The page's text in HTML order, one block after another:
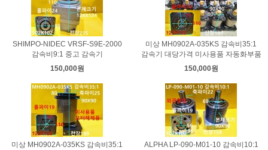
SHIMPO-NIDEC VRSF-S9E-2000
감속비9:1 중고 감속기
150,000원
미상 MH0902A-035KS 감속비35:1
감속기 대당가격 미사용품 자동화부품
150,000원
미상 MH0902A-035KS 감속비35:1
ALPHA LP-090-M01-10 감속비10:1